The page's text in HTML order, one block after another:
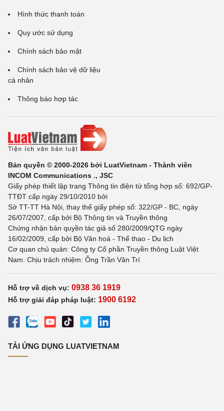
Hình thức thanh toán
Quy ước sử dụng
Chính sách bảo mật
Chính sách bảo vệ dữ liệu
cá nhân
Thông báo hợp tác
Bản quyền © 2000-2026 bởi LuatVietnam - Thành viên
INCOM Communications ., JSC
Giấy phép thiết lập trang Thông tin điện tử tổng hợp số: 692/GP-
TTĐT cấp ngày 29/10/2010 bởi
Sở TT-TT Hà Nội, thay thế giấy phép số: 322/GP - BC, ngày
26/07/2007, cấp bởi Bộ Thông tin và Truyền thông
Chứng nhận bản quyền tác giả số 280/2009/QTG ngày
16/02/2009, cấp bởi Bộ Văn hoá - Thể thao - Du lịch
Cơ quan chủ quản: Công ty Cổ phần Truyền thông Luật Việt
Nam. Chịu trách nhiệm: Ông Trần Văn Trí
Hỗ trợ về dịch vụ: 0938 36 1919
Hỗ trợ giải đáp pháp luật: 1900 6192
TẢI ỨNG DỤNG LUATVIETNAM